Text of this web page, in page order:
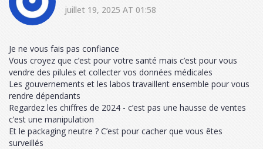
juillet 19, 2025 AT 01:58
Je ne vous fais pas confiance
Vous croyez que c’est pour votre santé mais c’est pour vous
vendre des pilules et collecter vos données médicales
Les gouvernements et les labos travaillent ensemble pour vous
rendre dépendants
Regardez les chiffres de 2024 - c’est pas une hausse de ventes
c’est une manipulation
Et le packaging neutre ? C’est pour cacher que vous êtes
surveillés